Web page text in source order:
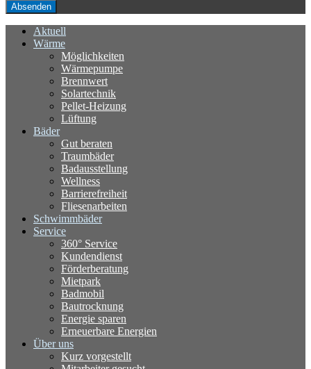
Aktuell
Wärme
Möglichkeiten
Wärmepumpe
Brennwert
Solartechnik
Pellet-Heizung
Lüftung
Bäder
Gut beraten
Traumbäder
Badausstellung
Wellness
Barrierefreiheit
Fliesenarbeiten
Schwimmbäder
Service
360° Service
Kundendienst
Förderberatung
Mietpark
Badmobil
Bautrocknung
Energie sparen
Erneuerbare Energien
Über uns
Kurz vorgestellt